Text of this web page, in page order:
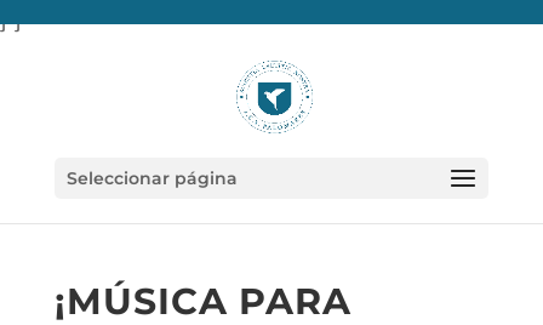
} }
Seleccionar página
¡MÚSICA PARA